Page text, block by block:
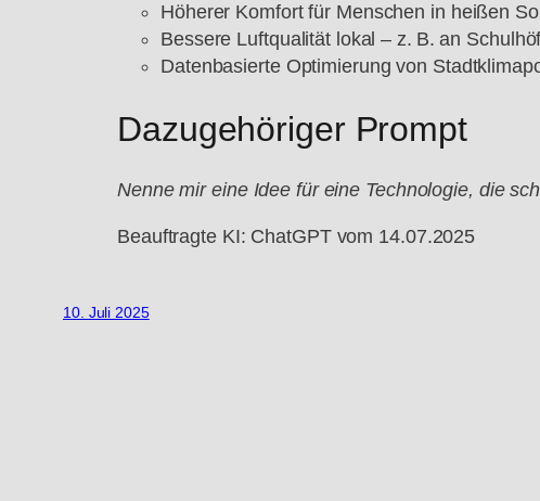
Höherer Komfort für Menschen in heißen
Bessere Luftqualität lokal – z. B. an
Datenbasierte Optimierung von
Dazugehöriger Prompt
Nenne mir eine Idee für eine Technologie, die
Beauftragte KI: ChatGPT vom 14.07.2025
10. Juli 2025